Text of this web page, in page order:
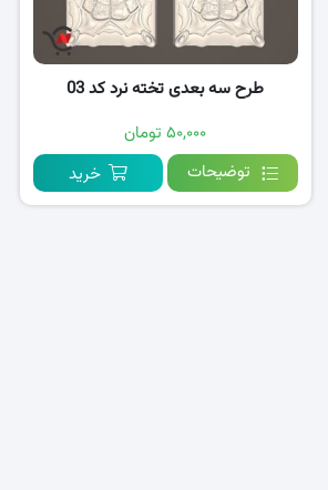
طرح سه بعدی تخته نرد کد 03
۵۰,۰۰۰ تومان
توضیحات
خرید